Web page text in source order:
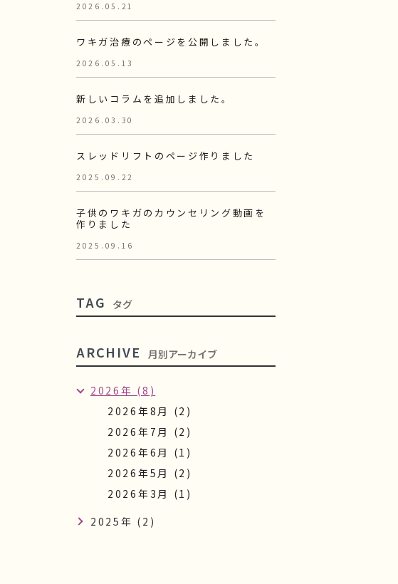
2026.05.21
ワキガ治療のページを公開しました。
2026.05.13
新しいコラムを追加しました。
2026.03.30
スレッドリフトのページ作りました
2025.09.22
子供のワキガのカウンセリング動画を
作りました
2025.09.16
TAG タグ
ARCHIVE 月別アーカイブ
2026年 (8)
2026年8月 (2)
2026年7月 (2)
2026年6月 (1)
2026年5月 (2)
2026年3月 (1)
2025年 (2)